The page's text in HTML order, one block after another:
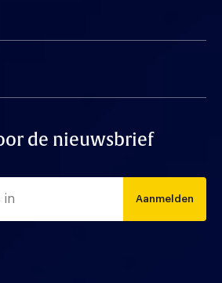
de nieuwsbrief
Aanmelden